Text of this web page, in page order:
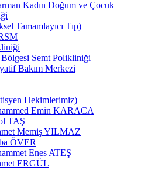
Kadın Doğum ve Çocuk
Tamamlayıcı Tıp)
Semt Polikliniği
Bakım Merkezi
Hekimlerimiz)
Emin KARACA
TAŞ
Memiş YILMAZ
ÖVER
Enes ATEŞ
ERGÜL